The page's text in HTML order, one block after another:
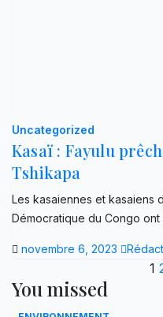
Uncategorized
Kasaï : Fayulu
Tshikapa
Les kasaiennes et kasaiens
Démocratique du Congo
novembre 6, 2023
1
You missed